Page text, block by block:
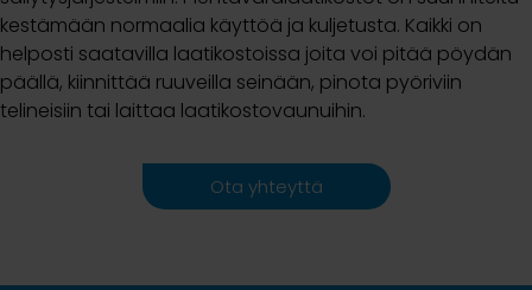
kestämään normaalia käyttöä ja kuljetusta. Kaikki on
helposti saatavilla laatikostoissa joita voi pitää pöydän
päällä, kiinnittää ruuveilla seinään, pinota pyöriviin
telineisiin tai laittaa laatikostovaunuihin.
Ota yhteyttä